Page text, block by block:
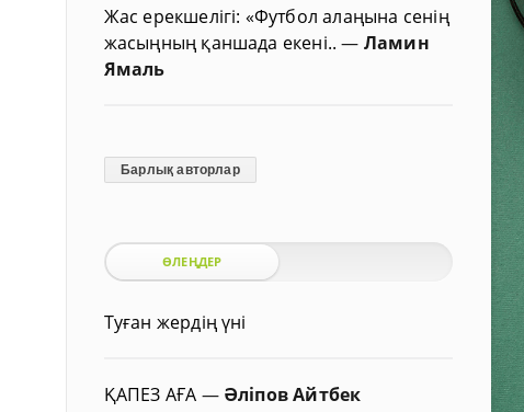
Жас ерекшелігі: «Футбол алаңына сенің
жасыңның қаншада екені..— Ламин
Ямаль
Барлық авторлар
ӨЛЕҢДЕР
Туған жердің үні
ҚАПЕЗ АҒА — Әліпов Айтбек